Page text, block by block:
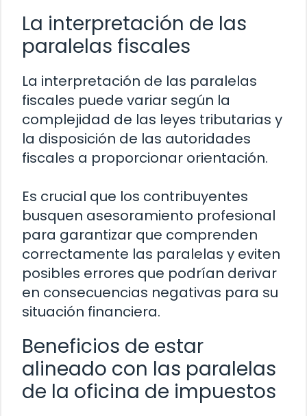
La interpretación de las
paralelas fiscales
La interpretación de las paralelas
fiscales puede variar según la
complejidad de las leyes tributarias y
la disposición de las autoridades
fiscales a proporcionar orientación.
Es crucial que los contribuyentes
busquen asesoramiento profesional
para garantizar que comprenden
correctamente las paralelas y eviten
posibles errores que podrían derivar
en consecuencias negativas para su
situación financiera.
Beneficios de estar
alineado con las paralelas
de la oficina de impuestos